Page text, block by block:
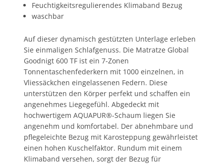
Feuchtigkeitsregulierendes Klimaband Bezug
waschbar
Auf dieser dynamisch gestützten Unterlage erleben
Sie einmaligen Schlafgenuss. Die Matratze Global
Goodnigt 600 TF ist ein 7-Zonen
Tonnentaschenfederkern mit 1000 einzelnen, in
Vliessäckchen eingelassenen Federn. Diese
unterstützen den Körper perfekt und schaffen ein
angenehmes Liegegefühl. Abgedeckt mit
hochwertigem AQUAPUR®-Schaum liegen Sie
angenehm und komfortabel. Der abnehmbare und
pflegeleichte Bezug mit Karosteppung gewährleistet
einen hohen Kuschelfaktor. Rundum mit einem
Klimaband versehen, sorgt der Bezug für